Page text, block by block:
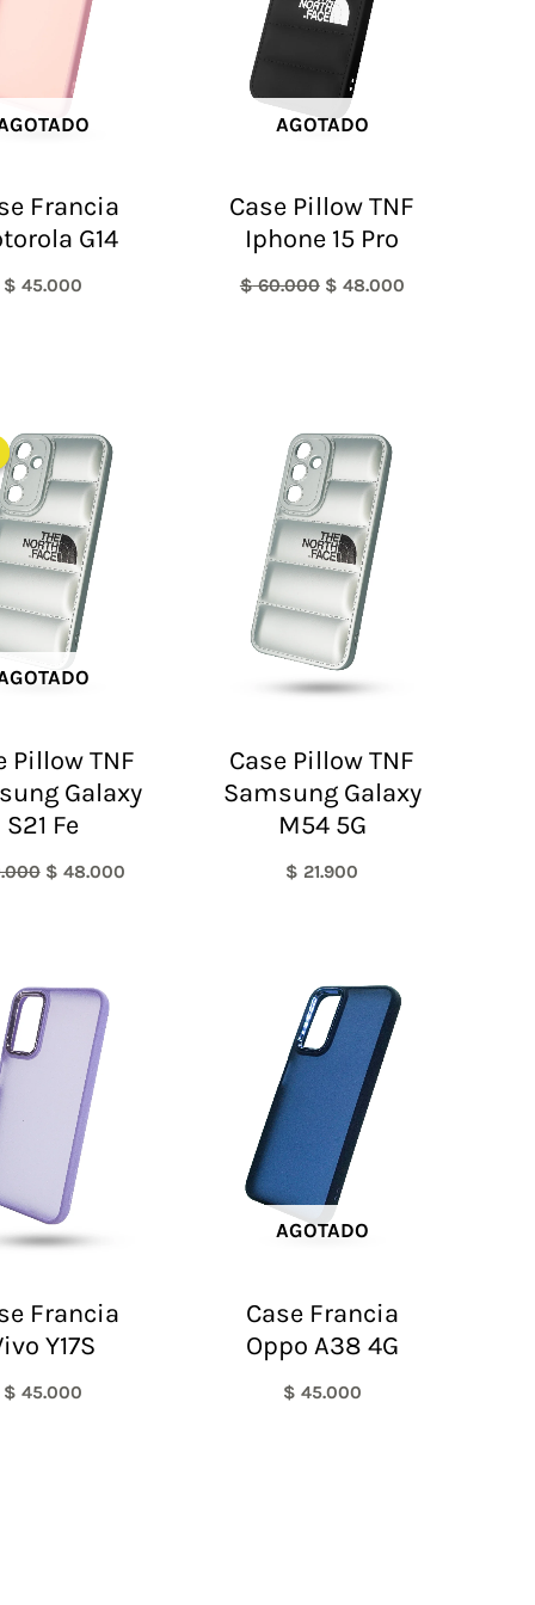
Francia
G14
$ 45.000
AGOTADO
Case Pillow TNF
Iphone 15 Pro
$60.000 $ 48.000
Pillow TNF
Galaxy
S21 Fe
precio
original
era:
$ 60.000.
$ 48.000
Case Pillow TNF
Samsung Galaxy
M54 5G
$ 21.900
Francia
Y17S
$ 45.000
AGOTADO
Case Francia
Oppo A38 4G
$ 45.000